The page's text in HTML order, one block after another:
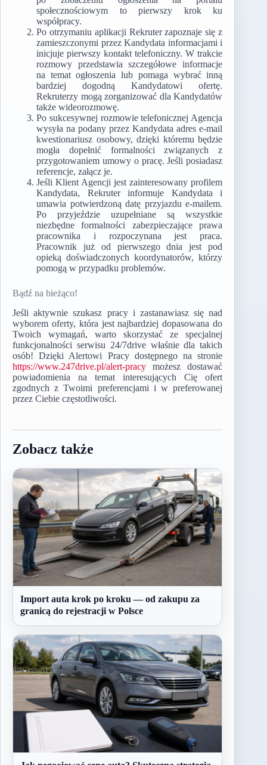
społecznościowym to pierwszy krok ku
współpracy.
Po otrzymaniu aplikacji Rekruter zapoznaje się z
zamieszczonymi przez Kandydata informacjami i
inicjuje pierwszy kontakt telefoniczny. W trakcie
rozmowy przedstawia szczegółowe informacje
na temat ogłoszenia lub pomaga wybrać inną
bardziej dogodną Kandydatowi ofertę.
Rekruterzy mogą zorganizować dla Kandydatów
także wideorozmowę.
Po sukcesywnej rozmowie telefonicznej Agencja
wysyła na podany przez Kandydata adres e-mail
kwestionariusz osobowy, dzięki któremu będzie
mogła dopełnić formalności związanych z
przygotowaniem umowy o pracę. Jeśli posiadasz
referencje, załącz je.
Jeśli Klient Agencji jest zainteresowany profilem
Kandydata, Rekruter informuje Kandydata i
umawia potwierdzoną datę przyjazdu e-mailem.
Po przyjeździe uzupełniane są wszystkie
niezbędne formalności zabezpieczające prawa
pracownika i rozpoczynana jest praca.
Pracownik już od pierwszego dnia jest pod
opieką doświadczonych koordynatorów, którzy
pomogą w przypadku problemów.
Bądź na bieżąco!
Jeśli aktywnie szukasz pracy i zastanawiasz się nad
wyborem oferty, która jest najbardziej dopasowana do
Twoich wymagań, warto skorzystać ze specjalnej
funkcjonalności serwisu 24/7drive właśnie dla takich
osób! Dzięki Alertowi Pracy dostępnego na stronie
https://www.247drive.pl/alert-pracy możesz dostawać
powiadomienia na temat interesujących Cię ofert
zgodnych z Twoimi preferencjami i w preferowanej
przez Ciebie częstotliwości.
Zobacz także
Import auta krok po kroku — od zakupu za
granicą do rejestracji w Polsce